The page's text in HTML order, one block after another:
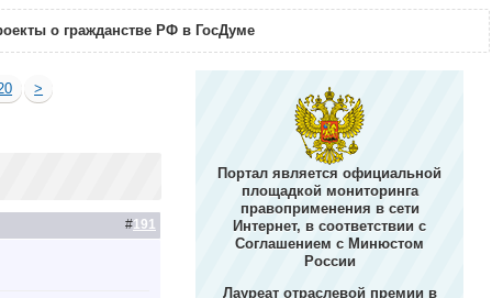
о гражданстве РФ в ГосДуме
>
#191
Портал является официальной
площадкой мониторинга
правоприменения в сети
Интернет, в соответствии с
Соглашением с Минюстом
России
Лауреат отраслевой премии в